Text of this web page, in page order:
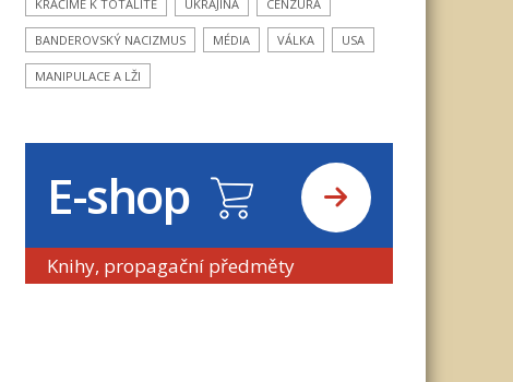
KRÁČÍME K TOTALITĚ UKRAJINA CENZURA
BANDEROVSKÝ NACIZMUS MÉDIA VÁLKA USA
MANIPULACE A LŽI
E-shop
Knihy, propagační předměty